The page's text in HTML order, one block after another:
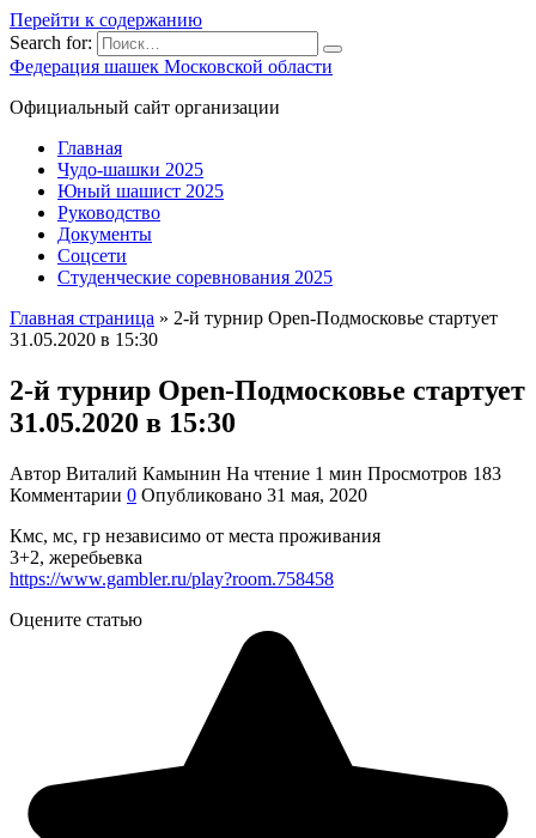
Перейти к содержанию
Search for:
Федерация шашек Московской области
Официальный сайт организации
Главная
Чудо-шашки 2025
Юный шашист 2025
Руководство
Документы
Соцсети
Студенческие соревнования 2025
Главная страница » 2-й турнир Open-Подмосковье стартует
31.05.2020 в 15:30
2-й турнир Open-Подмосковье стартует
31.05.2020 в 15:30
Автор Виталий Камынин На чтение 1 мин Просмотров 183
Комментарии 0 Опубликовано 31 мая, 2020
Кмс, мс, гр независимо от места проживания
3+2, жеребьевка
https://www.gambler.ru/play?room.758458
Оцените статью